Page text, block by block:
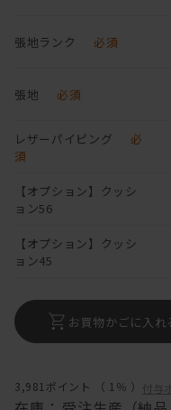
3,981ポイント （ 1％ ） 付与
張地ランク 必須
張地 必須
レザーパイピング
必
須
【オプション】クッシ
ョン56
【オプション】クッシ
ョン45
お買物かごに入れ